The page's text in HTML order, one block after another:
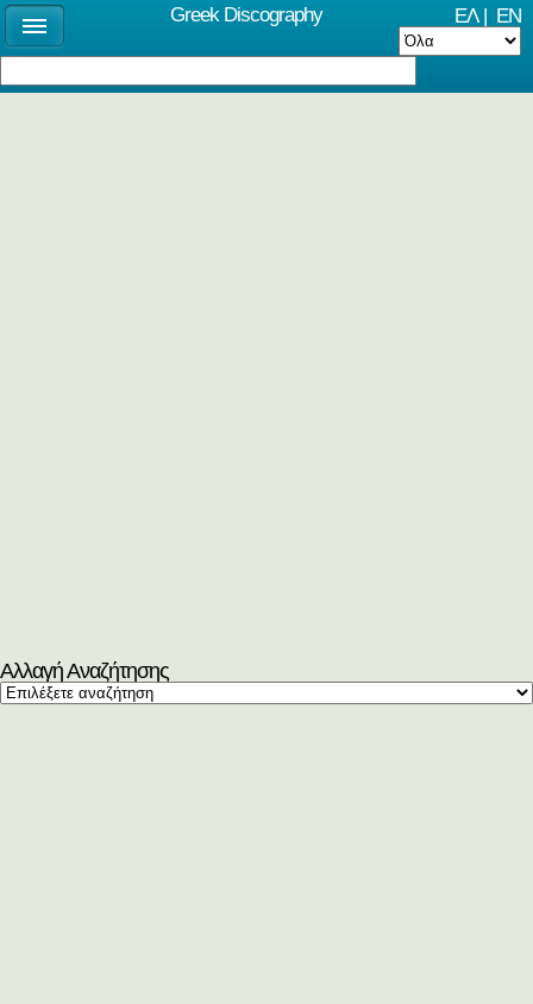
ΕΛ| EN
Αλλαγή Αναζήτησης
Greek Discography